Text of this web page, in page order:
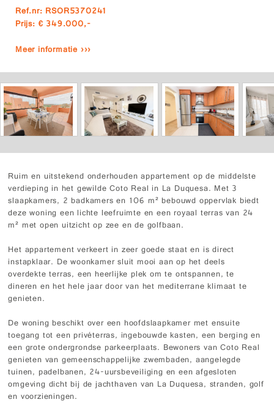
Ref.nr: RSOR5370241
Prijs: € 349.000,-
Meer informatie ›››
Ruim en uitstekend onderhouden appartement op de middelste
verdieping in het gewilde Coto Real in La Duquesa. Met 3
slaapkamers, 2 badkamers en 106 m² bebouwd oppervlak biedt
deze woning een lichte leefruimte en een royaal terras van 24
m² met open uitzicht op zee en de golfbaan.
Het appartement verkeert in zeer goede staat en is direct
instapklaar. De woonkamer sluit mooi aan op het deels
overdekte terras, een heerlijke plek om te ontspannen, te
dineren en het hele jaar door van het mediterrane klimaat te
genieten.
De woning beschikt over een hoofdslaapkamer met ensuite
toegang tot een privéterras, ingebouwde kasten, een berging en
een grote ondergrondse parkeerplaats. Bewoners van Coto Real
genieten van gemeenschappelijke zwembaden, aangelegde
tuinen, padelbanen, 24-uursbeveiliging en een afgesloten
omgeving dicht bij de jachthaven van La Duquesa, stranden, golf
en voorzieningen.